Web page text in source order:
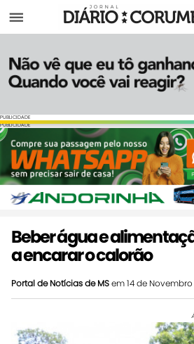
Menu
PUBLICIDADE
PUBLICIDADE
Beber água e
a encarar o calorão
Portal de Notícias de MSem 14 de